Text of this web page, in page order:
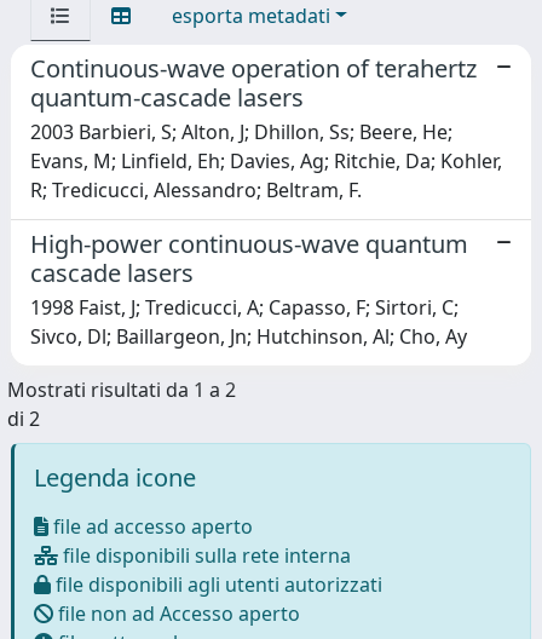
esporta metadati
Continuous-wave operation of terahertz
quantum-cascade lasers
2003 Barbieri, S; Alton, J; Dhillon, Ss; Beere, He;
Evans, M; Linfield, Eh; Davies, Ag; Ritchie, Da; Kohler,
R; Tredicucci, Alessandro; Beltram, F.
High-power continuous-wave quantum
cascade lasers
1998 Faist, J; Tredicucci, A; Capasso, F; Sirtori, C;
Sivco, Dl; Baillargeon, Jn; Hutchinson, Al; Cho, Ay
Mostrati risultati da 1 a 2
di 2
Legenda icone
file ad accesso aperto
file disponibili sulla rete interna
file disponibili agli utenti autorizzati
file non ad Accesso aperto